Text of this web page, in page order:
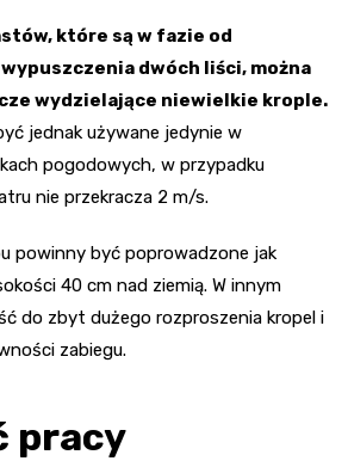
które są w fazie od
dwóch liści, można
wydzielające niewielkie krople.
jednak używane jedynie w
pogodowych, w przypadku
nie przekracza 2 m/s.
powinny być poprowadzone jak
40 cm nad ziemią. W innym
do zbyt dużego rozproszenia kropel i
zabiegu.
pracy